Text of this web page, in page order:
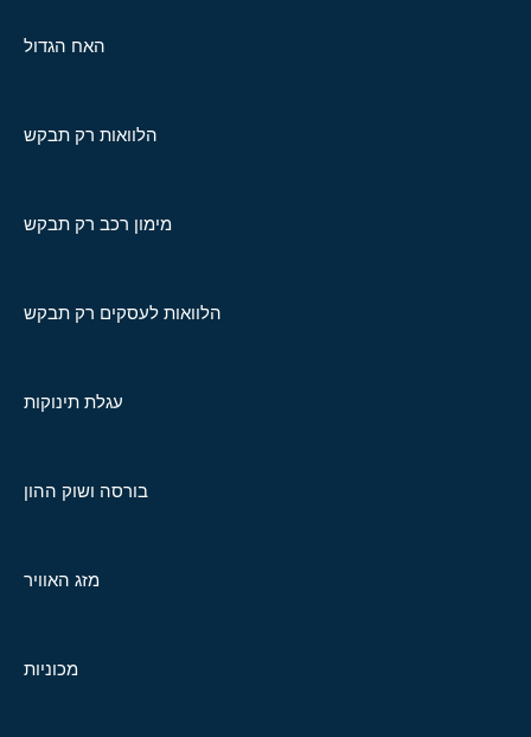
האח הגדול
הלוואות רק תבקש
מימון רכב רק תבקש
הלוואות לעסקים רק תבקש
עגלת תינוקות
בורסה ושוק ההון
מזג האוויר
מכוניות